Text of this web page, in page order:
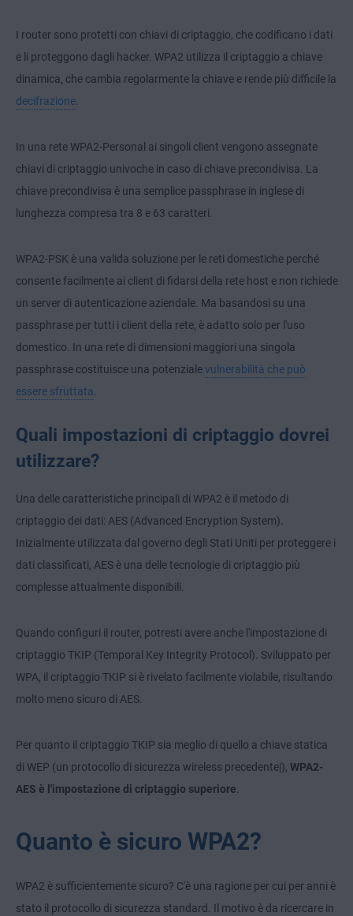
I router sono protetti con chiavi di criptaggio, che codificano i dati
e li proteggono dagli hacker. WPA2 utilizza il criptaggio a chiave
dinamica, che cambia regolarmente la chiave e rende più difficile la
decifrazione.
In una rete WPA2-Personal ai singoli client vengono assegnate
chiavi di criptaggio univoche in caso di chiave precondivisa. La
chiave precondivisa è una semplice passphrase in inglese di
lunghezza compresa tra 8 e 63 caratteri.
WPA2-PSK è una valida soluzione per le reti domestiche perché
consente facilmente ai client di fidarsi della rete host e non richiede
un server di autenticazione aziendale. Ma basandosi su una
passphrase per tutti i client della rete, è adatto solo per l'uso
domestico. In una rete di dimensioni maggiori una singola
passphrase costituisce una potenzialevulnerabilità che può
essere sfruttata.
Quali impostazioni di criptaggio dovrei
utilizzare?
Una delle caratteristiche principali di WPA2 è il metodo di
criptaggio dei dati: AES (Advanced Encryption System).
Inizialmente utilizzata dal governo degli Stati Uniti per proteggere i
dati classificati, AES è una delle tecnologie di criptaggio più
complesse attualmente disponibili.
Quando configuri il router, potresti avere anche l'impostazione di
criptaggio TKIP (Temporal Key Integrity Protocol). Sviluppato per
WPA, il criptaggio TKIP si è rivelato facilmente violabile, risultando
molto meno sicuro di AES.
Per quanto il criptaggio TKIP sia meglio di quello a chiave statica
di WEP (un protocollo di sicurezza wireless precedente|), WPA2-
AES è l'impostazione di criptaggio superiore.
Quanto è sicuro WPA2?
WPA2 è sufficientemente sicuro? C'è una ragione per cui per anni è
stato il protocollo di sicurezza standard. Il motivo è da ricercare in